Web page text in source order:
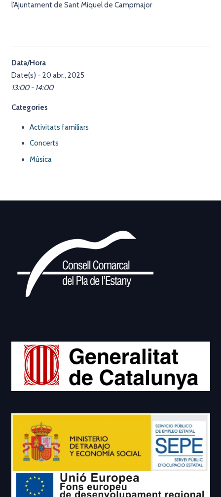
l’Ajuntament de Sant Miquel de Campmajor
Data/Hora
Date(s) - 20 abr., 2025
13:00 - 14:00
Categories
Activitats familiars
Concerts
Música